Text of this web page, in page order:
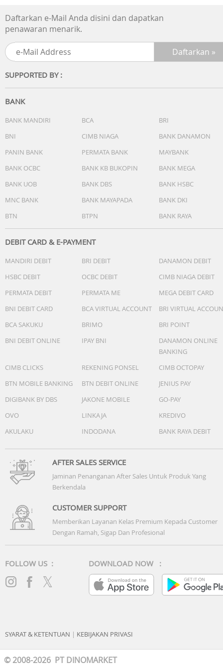
Daftarkan e-Mail Anda disini dan dapatkan
penawaran menarik.
SUPPORTED BY :
BANK
BANK MANDIRI BCA
BRI
BNI
CIMB NIAGA
BANK DANAMON
PANIN BANK
PERMATA BANK
MAYBANK
BANK OCBC
BANK KB BUKOPIN
BANK MEGA
BANK UOB
BANK DBS
BANK HSBC
MNC BANK
BANK MAYAPADA
BANK DKI
BTN
BTPN BANK RAYA
DEBIT CARD & E-PAYMENT
MANDIRI DEBIT BRI DEBIT
DANAMON DEBIT
HSBC DEBIT
OCBC DEBIT
CIMB NIAGA DEBIT
PERMATA DEBIT
PERMATA ME
MEGA DEBIT CARD
BNI DEBIT CARD
BCA VIRTUAL ACCOUNT
BRI VIRTUAL
BCA SAKUKU
BRIMO
BRI POINT
BNI DEBIT ONLINE
IPAY BNI
DANAMON ONLINE
BANKING
CIMB CLICKS
REKENING PONSEL
CIMB OCTOPAY
BTN MOBILE BANKING
BTN DEBIT ONLINE
JENIUS PAY
DIGIBANK BY DBS
JAKONE MOBILE
GO-PAY
OVO
LINKAJA
KREDIVO
AKULAKU
INDODANA BANK RAYA DEBIT
AFTER SALES SERVICE
Jaminan Penanganan After Sales Untuk Produk Yang
Berkendala
CUSTOMER SUPPORT
Memberikan Layanan Kelas Premium Kepada Customer
Dengan Ramah, Sigap Dan Profesional
FOLLOW US : DOWNLOAD NOW :
SYARAT & KETENTUAN | KEBIJAKAN PRIVASI
© 2008-2026 PT DINOMARKET